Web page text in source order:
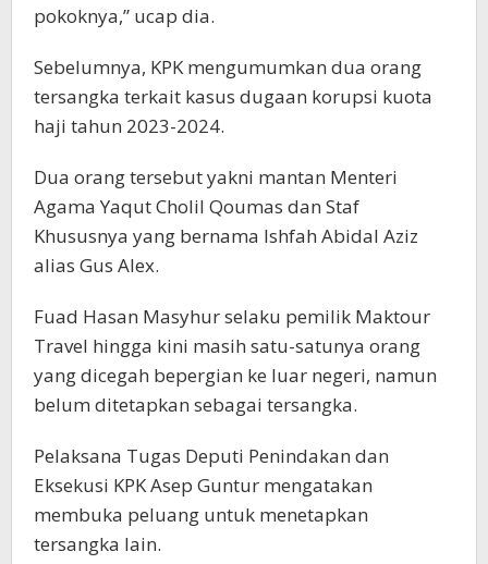
pokoknya,” ucap dia.
Sebelumnya, KPK mengumumkan dua orang
tersangka terkait kasus dugaan korupsi kuota
haji tahun 2023-2024.
Dua orang tersebut yakni mantan Menteri
Agama Yaqut Cholil Qoumas dan Staf
Khususnya yang bernama Ishfah Abidal Aziz
alias Gus Alex.
Fuad Hasan Masyhur selaku pemilik Maktour
Travel hingga kini masih satu-satunya orang
yang dicegah bepergian ke luar negeri, namun
belum ditetapkan sebagai tersangka.
Pelaksana Tugas Deputi Penindakan dan
Eksekusi KPK Asep Guntur mengatakan
membuka peluang untuk menetapkan
tersangka lain.